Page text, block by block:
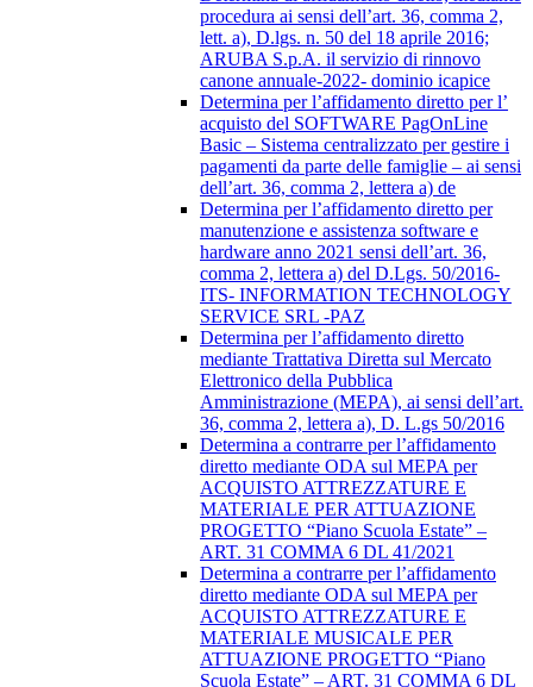
procedura ai sensi dell’art. 36, comma 2,
lett. a), D.lgs. n. 50 del 18 aprile 2016;
ARUBA S.p.A. il servizio di rinnovo
canone annuale-2022- dominio icapice
Determina per l’affidamento diretto per l’
acquisto del SOFTWARE PagOnLine
Basic – Sistema centralizzato per gestire i
pagamenti da parte delle famiglie – ai sensi
dell’art. 36, comma 2, lettera a) de
Determina per l’affidamento diretto per
manutenzione e assistenza software e
hardware anno 2021 sensi dell’art. 36,
comma 2, lettera a) del D.Lgs. 50/2016-
ITS- INFORMATION TECHNOLOGY
SERVICE SRL -PAZ
Determina per l’affidamento diretto
mediante Trattativa Diretta sul Mercato
Elettronico della Pubblica
Amministrazione (MEPA), ai sensi dell’art.
36, comma 2, lettera a), D. L.gs 50/2016
Determina a contrarre per l’affidamento
diretto mediante ODA sul MEPA per
ACQUISTO ATTREZZATURE E
MATERIALE PER ATTUAZIONE
PROGETTO “Piano Scuola Estate” –
ART. 31 COMMA 6 DL 41/2021
Determina a contrarre per l’affidamento
diretto mediante ODA sul MEPA per
ACQUISTO ATTREZZATURE E
MATERIALE MUSICALE PER
ATTUAZIONE PROGETTO “Piano
Scuola Estate” – ART. 31 COMMA 6 DL